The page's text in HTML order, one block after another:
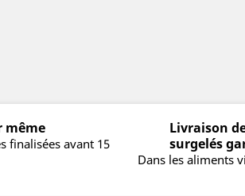
même
finalisées avant 15
Livraison
surgelés
Dans les aliments